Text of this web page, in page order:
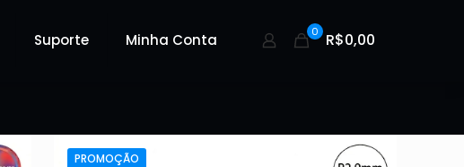
Suporte Minha Conta 0 R$0,00
PROMOÇÃO